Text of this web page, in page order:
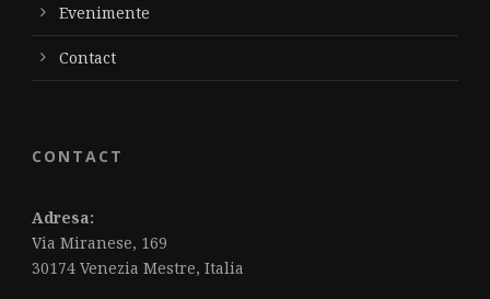
Evenimente
Contact
CONTACT
Adresa:
Via Miranese, 169
30174 Venezia Mestre, Italia